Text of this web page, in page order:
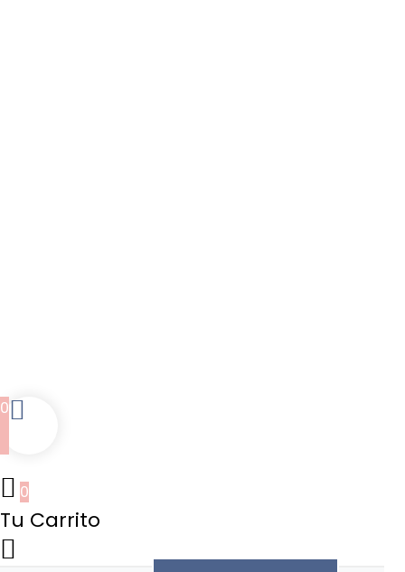
0
0
Tu Carrito